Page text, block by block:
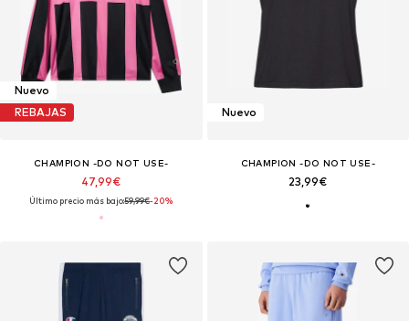
Nuevo
REBAJAS
CHAMPION -DO NOT USE-
47,99€
Último precio más bajo:59,99€-20%
Nuevo
CHAMPION -DO NOT USE-
23,99€